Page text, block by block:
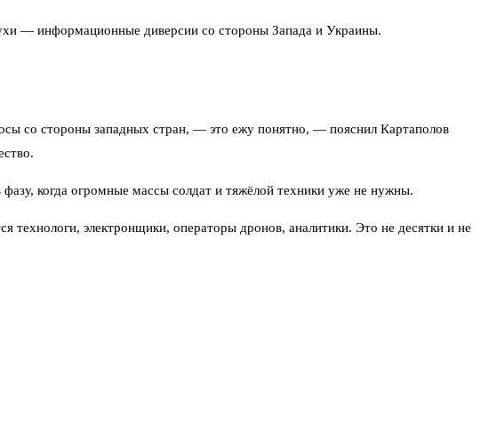
— информационные диверсии со стороны Запада и Украины.
со стороны западных стран, — это ежу понятно, — пояснил Картаполов
когда огромные массы солдат и тяжёлой техники уже не нужны.
электронщики, операторы дронов, аналитики. Это не десятки и не